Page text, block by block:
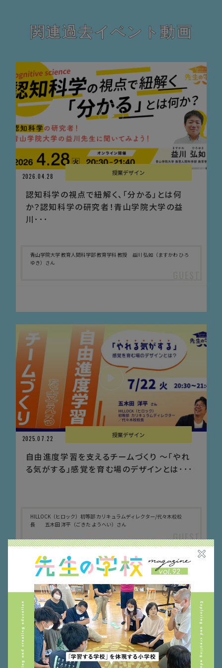
関連過去イベント動画
2026.04.28
授業デザイン
認知科学の視点で紐解く、「分かる」とは何
か？認知科学の研究者！青山学院大学の益
川･･･
青山学院大学 教育人間科学部 教育学科 教授 益川 弘如（ますかわ ひろ
ゆき）さん
2025.07.22
授業デザイン
自由進度学習を支えるチームづくり 〜「やれ
る気がする」感覚を育む場のデザインとは･･･
HILLOCK（ヒロック）初等部 カリキュラムディレクター/代々木校校
長 五木田 洋平（ごきた ようへい）さん
オルタナティブスクール 小学校 授業づくり
関東甲信地方